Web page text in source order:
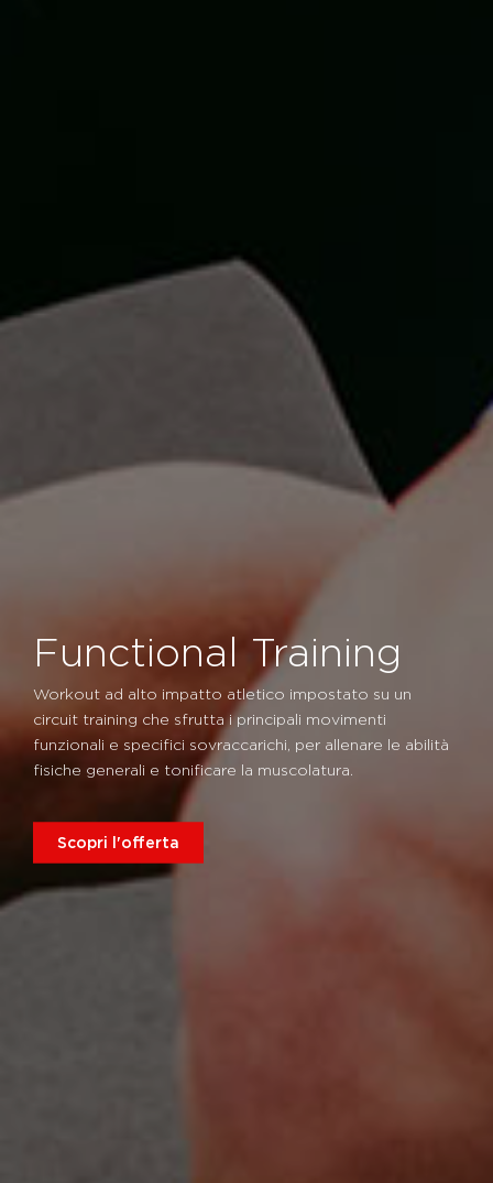
Functional Training
Workout ad alto impatto atletico impostato su un
circuit training che sfrutta i principali movimenti
funzionali e specifici sovraccarichi, per allenare le abilità
fisiche generali e tonificare la muscolatura.
Scopri l'offerta